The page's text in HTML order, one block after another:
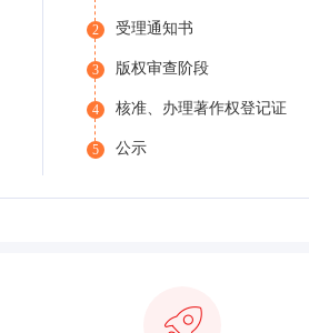
2 受理通知书
3 版权审查阶段
4 核准、办理著作权登记证
5 公示